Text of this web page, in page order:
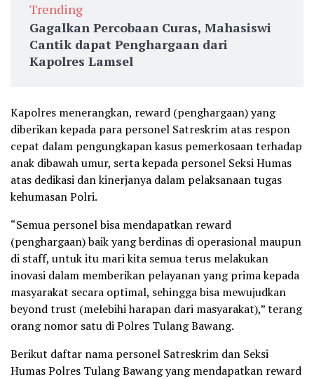
Trending
Gagalkan Percobaan Curas, Mahasiswi
Cantik dapat Penghargaan dari
Kapolres Lamsel
Kapolres menerangkan, reward (penghargaan) yang
diberikan kepada para personel Satreskrim atas respon
cepat dalam pengungkapan kasus pemerkosaan terhadap
anak dibawah umur, serta kepada personel Seksi Humas
atas dedikasi dan kinerjanya dalam pelaksanaan tugas
kehumasan Polri.
“Semua personel bisa mendapatkan reward
(penghargaan) baik yang berdinas di operasional maupun
di staff, untuk itu mari kita semua terus melakukan
inovasi dalam memberikan pelayanan yang prima kepada
masyarakat secara optimal, sehingga bisa mewujudkan
beyond trust (melebihi harapan dari masyarakat),” terang
orang nomor satu di Polres Tulang Bawang.
Berikut daftar nama personel Satreskrim dan Seksi
Humas Polres Tulang Bawang yang mendapatkan reward